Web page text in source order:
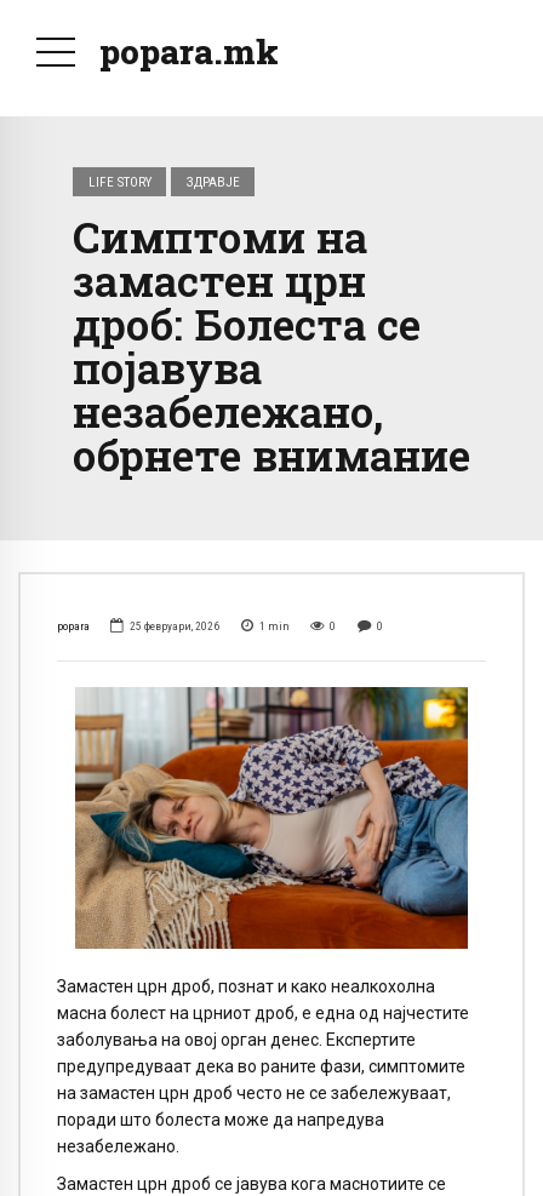
popara.mk
LIFE STORY ЗДРАВЈЕ
Симптоми на
замастен црн
дроб: Болеста се
појавува
незабележано,
обрнете внимание
popara 25 февруари, 2026 1 min 0 0
Замастен црн дроб, познат и како неалкохолна
масна болест на црниот дроб, е една од најчестите
заболувања на овој орган денес. Експертите
предупредуваат дека во раните фази, симптомите
на замастен црн дроб често не се забележуваат,
поради што болеста може да напредува
незабележано.
Замастен црн дроб се јавува кога маснотиите се